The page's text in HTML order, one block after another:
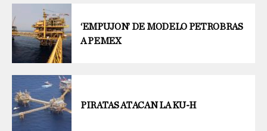
‘EMPUJON’ DE MODELO PETROBRAS
A PEMEX
PIRATAS ATACAN LA KU-H